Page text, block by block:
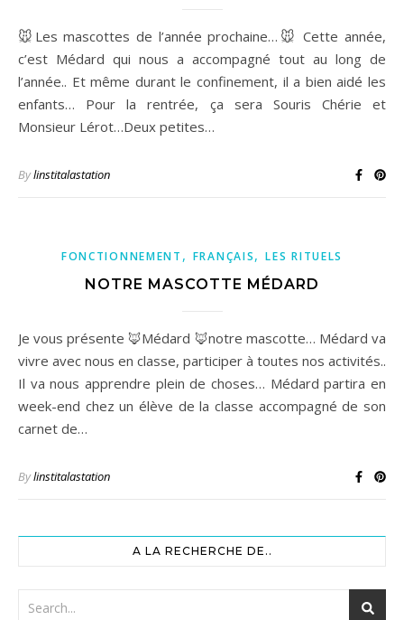
🐭Les mascottes de l’année prochaine…🐭 Cette année,
c’est Médard qui nous a accompagné tout au long de
l’année.. Et même durant le confinement, il a bien aidé les
enfants… Pour la rentrée, ça sera Souris Chérie et
Monsieur Lérot…Deux petites…
Bylinstitalastation
FONCTIONNEMENT , FRANÇAIS,LES RITUELS
NOTRE MASCOTTE MÉDARD
Je vous présente 🦊Médard 🦊notre mascotte… Médard va
vivre avec nous en classe, participer à toutes nos activités..
Il va nous apprendre plein de choses… Médard partira en
week-end chez un élève de la classe accompagné de son
carnet de…
Bylinstitalastation
A LA RECHERCHE DE..